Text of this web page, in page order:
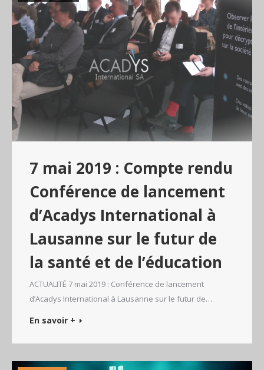
7 mai 2019 : Compte rendu
Conférence de lancement
d’Acadys International à
Lausanne sur le futur de
la santé et de l’éducation
ACTUALITÉ 7 mai 2019 : Conférence de lancement
d’Acadys International à Lausanne sur le futur de…
En savoir +